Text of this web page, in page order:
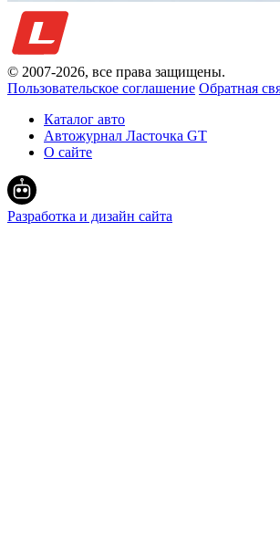
© 2007-2026, все права защищены.
Пользовательское соглашение Обратная
Каталог авто
Автожурнал Ласточка GT
О сайте
Разработка и дизайн сайта